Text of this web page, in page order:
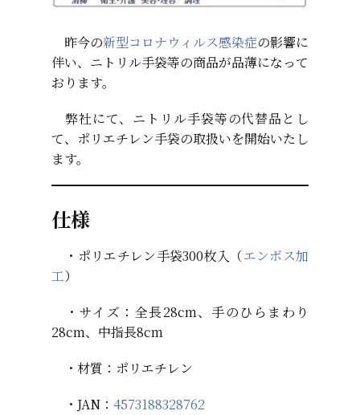
昨今の新型コロナウィルス感染症の影響に
伴い、ニトリル手袋等の商品が品薄になって
おります。
弊社にて、ニトリル手袋等の代替品とし
て、ポリエチレン手袋の取扱いを開始いたし
ます。
仕様
・ポリエチレン手袋300枚入（エンボス加
工）
・サイズ：全長28cm、手のひらまわり
28cm、中指長8cm
・材質：ポリエチレン
・JAN： 4573188328762